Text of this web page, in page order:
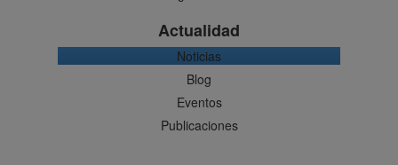
Actualidad
Noticias
Blog
Eventos
Publicaciones